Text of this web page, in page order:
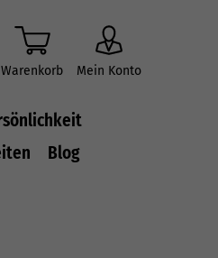
Warenkorb Mein Konto
Blog